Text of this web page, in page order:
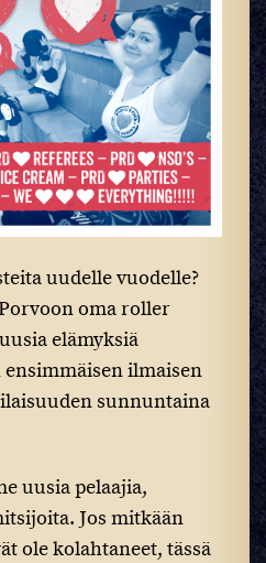
uudelle vuodelle?
oma roller
elämyksiä
ilmaisen
sunnuntaina
uusia pelaajia,
Jos mitkään
ole kolahtaneet, tässä